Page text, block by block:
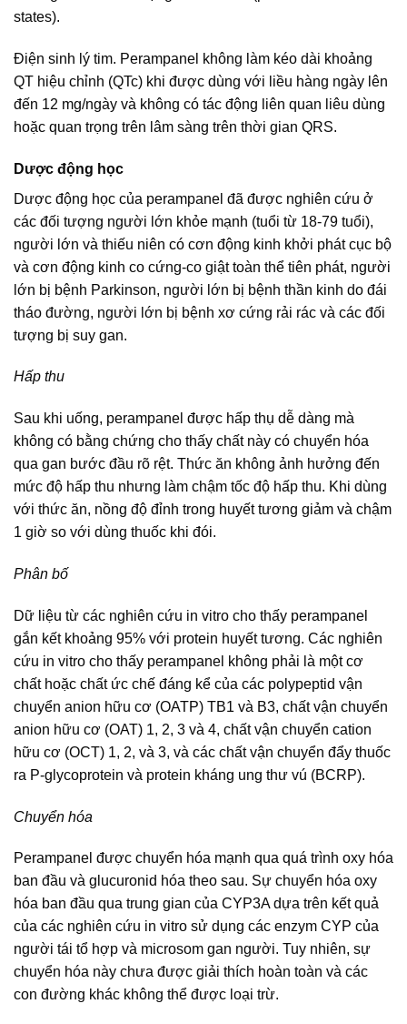
states).
Điện sinh lý tim. Perampanel không làm kéo dài khoảng
QT hiệu chỉnh (QTc) khi được dùng với liều hàng ngày lên
đến 12 mg/ngày và không có tác động liên quan liêu dùng
hoặc quan trọng trên lâm sàng trên thời gian QRS.
Dược động học
Dược động học của perampanel đã được nghiên cứu ở
các đối tượng người lớn khỏe mạnh (tuổi từ 18-79 tuổi),
người lớn và thiếu niên có cơn động kinh khởi phát cục bộ
và cơn động kinh co cứng-co giật toàn thể tiên phát, người
lớn bị bệnh Parkinson, người lớn bị bệnh thần kinh do đái
tháo đường, người lớn bị bệnh xơ cứng rải rác và các đối
tượng bị suy gan.
Hấp thu
Sau khi uống, perampanel được hấp thụ dễ dàng mà
không có bằng chứng cho thấy chất này có chuyển hóa
qua gan bước đầu rõ rệt. Thức ăn không ảnh hưởng đến
mức độ hấp thu nhưng làm chậm tốc độ hấp thu. Khi dùng
với thức ăn, nồng độ đỉnh trong huyết tương giảm và chậm
1 giờ so với dùng thuốc khi đói.
Phân bố
Dữ liệu từ các nghiên cứu in vitro cho thấy perampanel
gắn kết khoảng 95% với protein huyết tương. Các nghiên
cứu in vitro cho thấy perampanel không phải là một cơ
chất hoặc chất ức chế đáng kể của các polypeptid vận
chuyển anion hữu cơ (OATP) TB1 và B3, chất vận chuyển
anion hữu cơ (OAT) 1, 2, 3 và 4, chất vận chuyển cation
hữu cơ (OCT) 1, 2, và 3, và các chất vận chuyển đẩy thuốc
ra P-glycoprotein và protein kháng ung thư vú (BCRP).
Chuyển hóa
Perampanel được chuyển hóa mạnh qua quá trình oxy hóa
ban đầu và glucuronid hóa theo sau. Sự chuyển hóa oxy
hóa ban đầu qua trung gian của CYP3A dựa trên kết quả
của các nghiên cứu in vitro sử dụng các enzym CYP của
người tái tổ hợp và microsom gan người. Tuy nhiên, sự
chuyển hóa này chưa được giải thích hoàn toàn và các
con đường khác không thể được loại trừ.